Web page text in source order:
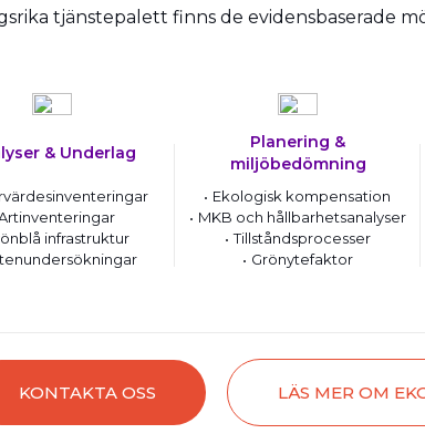
tjänstepalett finns de evidensbaserade
& Underlag
infrastruktur
Planering &
miljöbedömning
Ekologisk kompensation
MKB och hållbarhetsanalyser
Tillståndsprocesser
Grönytefaktor
KONTAKTA OSS LÄS MER OM